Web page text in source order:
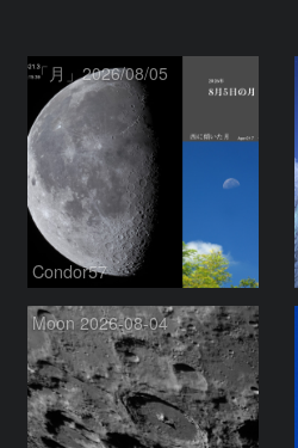
「月」2026/08/05
Condor57
Moon 2026-08-04